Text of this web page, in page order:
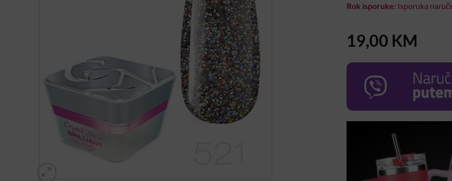
Rok isporuke: Isporuka
19,00 KM